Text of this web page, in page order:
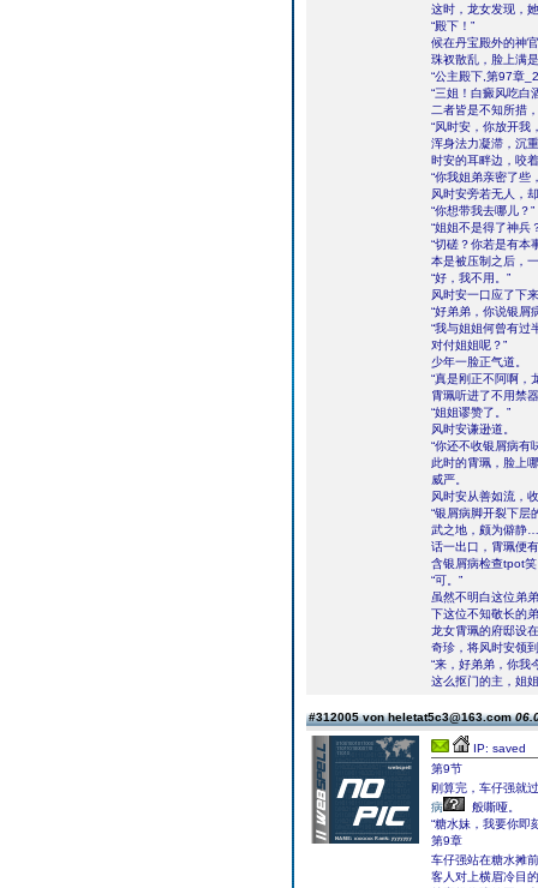
这时，龙女发现，
“殿下！”
候在丹宝殿外的神
珠衩散乱，脸上满
“公主殿下,第97章
“三姐！白癜风吃白
二者皆是不知所措
“风时安，你放开我
浑身法力凝滞，沉
时安的耳畔边，咬
“你我姐弟亲密了些
风时安旁若无人，
“你想带我去哪儿？”
“姐姐不是得了神兵
“切磋？你若是有
本是被压制之后，
“好，我不用。”
风时安一口应了下
“好弟弟，你说银屑
“我与姐姐何曾有过
对付姐姐呢？”
少年一脸正气道。
“真是刚正不阿啊，
霄珮听进了不用禁
“姐姐谬赞了。”
风时安谦逊道。
“你还不收银屑病有
此时的霄珮，脸上
威严。
风时安从善如流，
“银屑病脚开裂下层
武之地，颇为僻静
话一出口，霄珮便
含银屑病检查tpot
“可。”
虽然不明白这位弟
下这位不知敬长的
龙女霄珮的府邸设
奇珍，将风时安领
“来，好弟弟，你我
这么抠门的主，姐
#312005 von heletat5c3@163.com
IP: saved
第9节
刚算完，车仔强就
病
般嘶哑。
“糖水妹，我要你即
第9章
车仔强站在糖水摊
客人对上横眉冷目